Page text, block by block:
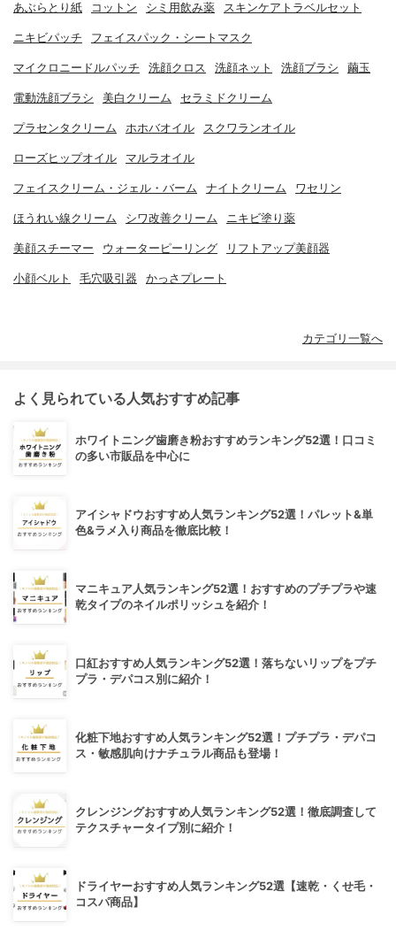
あぶらとり紙 コットン シミ用飲み薬 スキンケアトラベルセット
ニキビパッチ フェイスパック・シートマスク
マイクロニードルパッチ 洗顔クロス 洗顔ネット 洗顔ブラシ 繭玉
電動洗顔ブラシ 美白クリーム セラミドクリーム
プラセンタクリーム ホホバオイル スクワランオイル
ローズヒップオイル マルラオイル
フェイスクリーム・ジェル・バーム ナイトクリーム ワセリン
ほうれい線クリーム シワ改善クリーム ニキビ塗り薬
美顔スチーマー ウォーターピーリング リフトアップ美顔器
小顔ベルト 毛穴吸引器 かっさプレート
カテゴリ一覧へ
よく見られている人気おすすめ記事
ホワイトニング歯磨き粉おすすめランキング52選！口コミ
の多い市販品を中心に
アイシャドウおすすめ人気ランキング52選！パレット&単
色&ラメ入り商品を徹底比較！
マニキュア人気ランキング52選！おすすめのプチプラや速
乾タイプのネイルポリッシュを紹介！
口紅おすすめ人気ランキング52選！落ちないリップをプチ
プラ・デパコス別に紹介！
化粧下地おすすめ人気ランキング52選！プチプラ・デパコ
ス・敏感肌向けナチュラル商品も登場！
クレンジングおすすめ人気ランキング52選！徹底調査して
テクスチャータイプ別に紹介！
ドライヤーおすすめ人気ランキング52選【速乾・くせ毛・
コスパ商品】